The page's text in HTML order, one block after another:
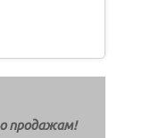
продажам!